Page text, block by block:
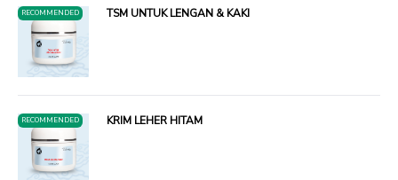
RECOMMENDED TSM UNTUK LENGAN & KAKI
RECOMMENDED KRIM LEHER HITAM